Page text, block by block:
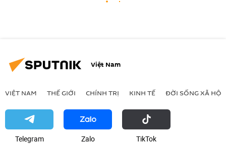
Việt Nam
VIỆT NAM THẾ GIỚI CHÍNH TRỊ KINH TẾ ĐỜI SỐNG XÃ HỘI
Telegram Zalo ТikТоk